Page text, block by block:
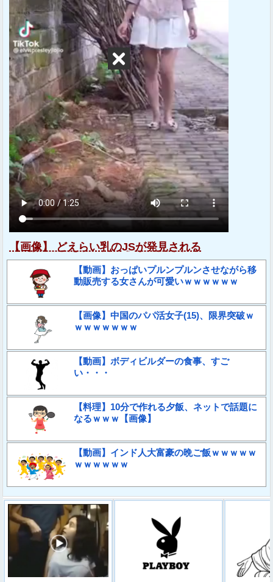
【画像】 どえらい乳のJSが発見される
【動画】おっぱいプルンプルンさせながら移
動販売する女さんが可愛いｗｗｗｗｗｗ
【画像】中国のパパ活女子(15)、限界突破ｗ
ｗｗｗｗｗｗｗ
【動画】ボディビルダーの食事、すご
い・・・
【料理】10分で作れる夕飯、ネットで話題に
なるｗｗｗ【画像】
【動画】インド人大富豪の晩ご飯ｗｗｗｗｗ
ｗｗｗｗｗｗ